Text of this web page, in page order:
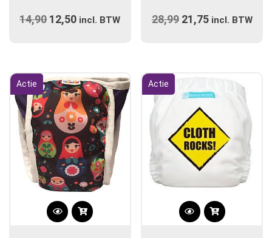
variaties.
gekozen
worden
op
de
productpagina
14,90 Oorspronkelijke
12,50 Huidige
incl. BTW 28,99 Oorspronkelijke
21,75Huidige
incl. BTW
Actie
Dit
Actie